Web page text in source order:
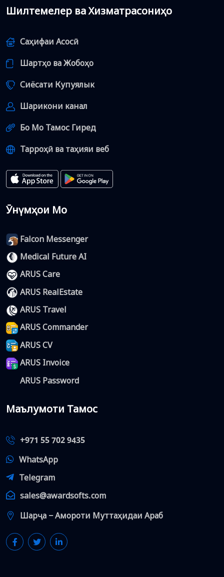
Шилтемелер ва Хизматрасониҳо
Саҳифаи Асосӣ
Шартҳо ва Жобоҳо
Сиёсати Купуялык
Шарикони канал
Бо Мо Тамос Гиред
Тарроҳӣ ва таҳияи веб
Ӯнүмҳои Мо
Falcon Messenger
Medical Future AI
ARUS Care
ARUS RealEstate
ARUS Travel
ARUS Commander
ARUS CV
ARUS Invoice
ARUS Password
Маълумоти Тамос
+971 55 702 9435
WhatsApp
Telegram
sales@awardsofts.com
Шарҷа − Амороти Муттаҳидаи Араб